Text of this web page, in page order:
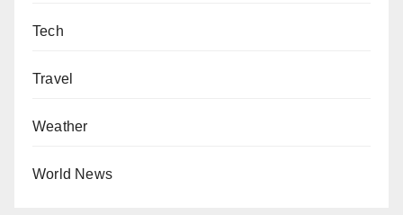
Tech
Travel
Weather
World News